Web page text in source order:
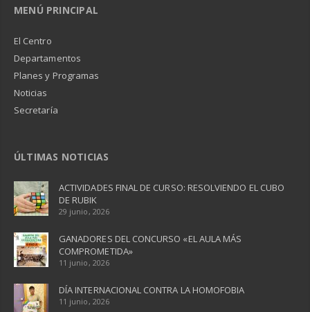
MENÚ PRINCIPAL
El Centro
Departamentos
Planes y Programas
Noticias
Secretaría
ÚLTIMAS NOTICIAS
ACTIVIDADES FINAL DE CURSO: RESOLVIENDO EL CUBO
DE RUBIK
29 junio, 2026
GANADORES DEL CONCURSO «EL AULA MÁS
COMPROMETIDA»
11 junio, 2026
DÍA INTERNACIONAL CONTRA LA HOMOFOBIA
11 junio, 2026